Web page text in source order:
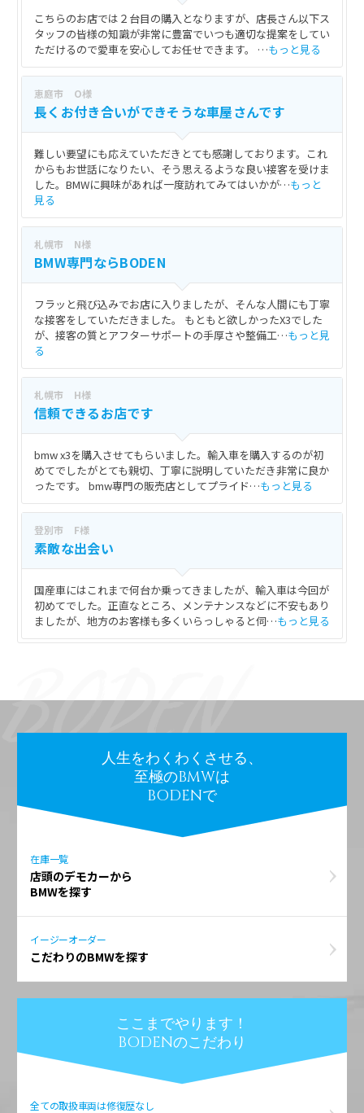
こちらのお店では２台目の購入となりますが、店長さん以下ス
タッフの皆様の知識が非常に豊富でいつも適切な提案をしてい
ただけるので愛車を安心してお任せできます。 …もっと見る
恵庭市 O様
長くお付き合いができそうな車屋さんです
難しい要望にも応えていただきとても感謝しております。これ
からもお世話になりたい、そう思えるような良い接客を受けま
した。BMWに興味があれば一度訪れてみてはいかが…もっと
見る
札幌市 N様
BMW専門ならBODEN
フラッと飛び込みでお店に入りましたが、そんな人間にも丁寧
な接客をしていただきました。 もともと欲しかったX3でした
が、接客の質とアフターサポートの手厚さや整備工…もっと見
る
札幌市 H様
信頼できるお店です
bmw x3を購入させてもらいました。輸入車を購入するのが初
めてでしたがとても親切、丁寧に説明していただき非常に良か
ったです。 bmw専門の販売店としてプライド…もっと見る
登別市 F様
素敵な出会い
国産車にはこれまで何台か乗ってきましたが、輸入車は今回が
初めてでした。正直なところ、メンテナンスなどに不安もあり
ましたが、地方のお客様も多くいらっしゃると伺…もっと見る
人生をわくわくさせる、
至極のBMWは
BODENで
在庫一覧
店頭のデモカーから
BMWを探す
イージーオーダー
こだわりのBMWを探す
ここまでやります！
BODENのこだわり
全ての取扱車両は修復歴なし